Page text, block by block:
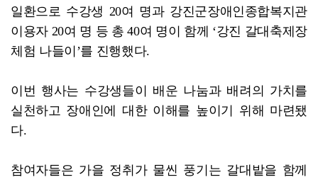
일환으로 수강생 20여 명과 강진군장애인종합복지관
이용자 20여 명 등 총 40여 명이 함께 ‘강진 갈대축제장
체험 나들이’를 진행했다.
이번 행사는 수강생들이 배운 나눔과 배려의 가치를
실천하고 장애인에 대한 이해를 높이기 위해 마련됐
다.
참여자들은 가을 정취가 물씬 풍기는 갈대밭을 함께